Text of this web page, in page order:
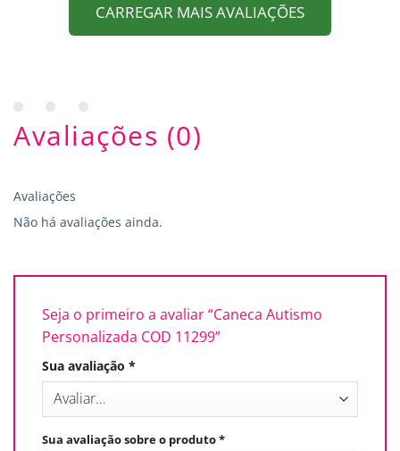
CARREGAR MAIS AVALIAÇÕES
Avaliações (0)
Avaliações
Não há avaliações ainda.
Seja o primeiro a avaliar “Caneca Autismo
Personalizada COD 11299”
Sua avaliação *
Sua avaliação sobre o produto*